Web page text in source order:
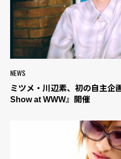
NEWS
ミツメ・川辺素、初の自主企
Show at WWW』開催